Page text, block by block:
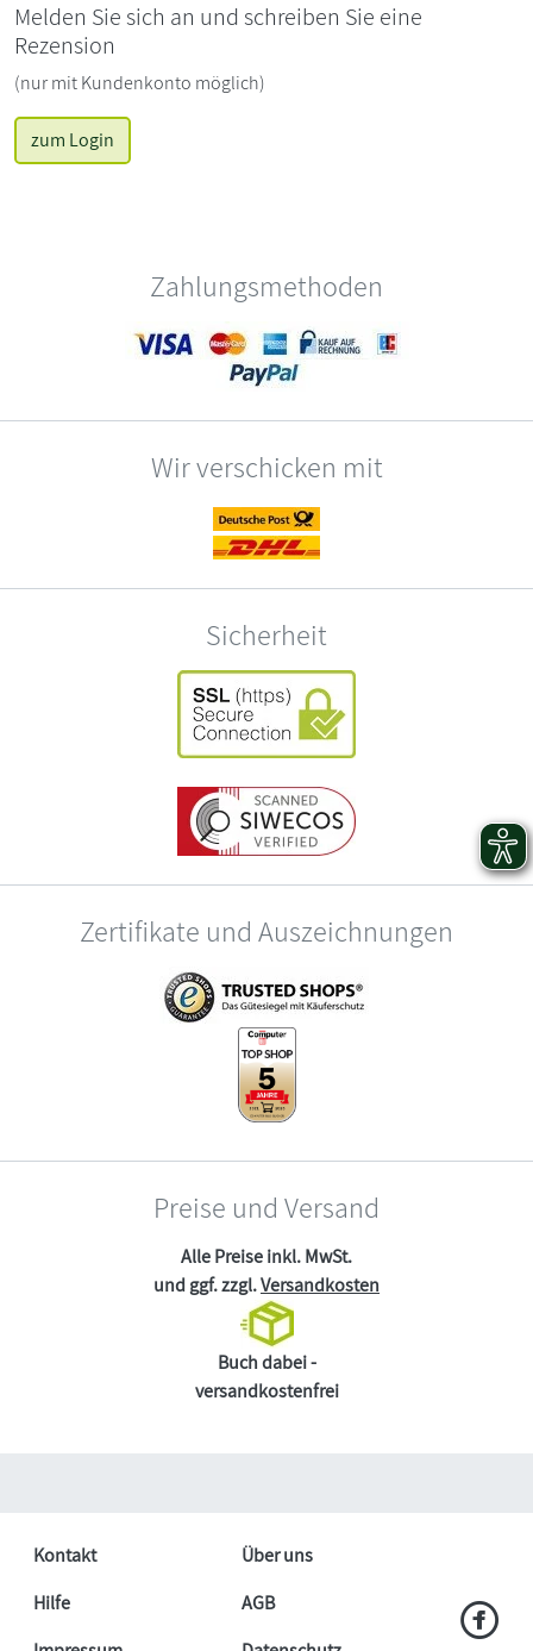
Melden Sie sich an und schreiben Sie eine
Rezension
(nur mit Kundenkonto möglich)
zum Login
Zahlungsmethoden
Wir verschicken mit
Sicherheit
Zertifikate und Auszeichnungen
Preise und Versand
Alle Preise inkl. MwSt.
und ggf. zzgl.Versandkosten
Buch dabei -
versandkostenfrei
Kontakt
Über uns
Hilfe
AGB